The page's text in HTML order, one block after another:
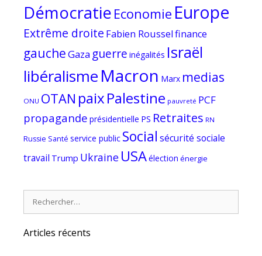
Démocratie Economie Europe
Extrême droite Fabien Rousselfinance
gaucheGaza guerre inégalités Israël
libéralismeMacron Marx medias
ONU OTAN paixPalestine pauvreté PCF
propagande présidentielle PS Retraites RN
Russie Santé service public Social sécurité sociale
travail Trump Ukraine USAélection énergie
Articles récents